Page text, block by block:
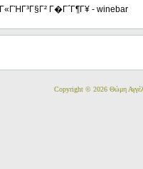
Γ�Γ΅Γ¶Γ¥ - winebar
Copyright © 2026 Θώμη